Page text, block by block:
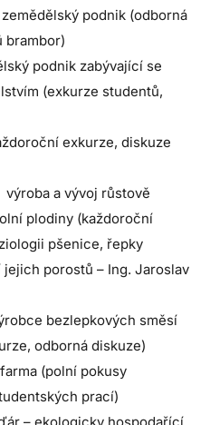
zemědělský podnik (odborná
brambor)
podnik zabývající se
(exkurze studentů,
exkurze, diskuze
výroba a vývoj růstově
plodiny (každoroční
pšenice, řepky
porostů – Ing. Jaroslav
bezlepkových směsí
odborná diskuze)
(polní pokusy
prací)